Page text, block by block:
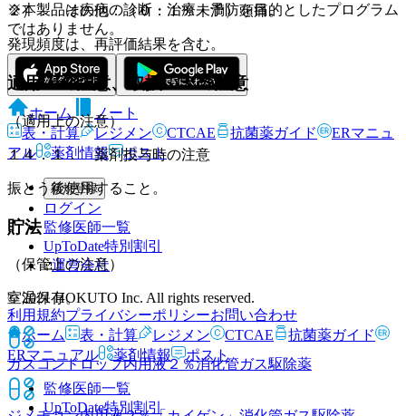
２）． その他：（０．１％未満）頭痛。
発現頻度は、再評価結果を含む。
適用上の注意、取扱い上の注意
（適用上の注意）
１４．１． 薬剤投与時の注意
振とう後使用すること。
貯法
（保管上の注意）
室温保存。
ガスコンドロップ内用液２％消化管ガス駆除薬
※本製品は疾病の診断・治療・予防を目的としたプログラム
ではありません。
ホーム
ノート
表・計算
レジメン CTCAE 抗菌薬ガイド
ERマニュ
アル
薬剤情報 ポスト
新規登録
ログイン
監修医師一覧
UpToDate特別割引
運営会社
© 2021 HOKUTO Inc. All rights reserved.
利用規約プライバシーポリシーお問い合わせ
ホーム
表・計算 レジメン CTCAE
抗菌薬ガイド
ERマニュアル
薬剤情報 ポスト
監修医師一覧
UpToDate特別割引